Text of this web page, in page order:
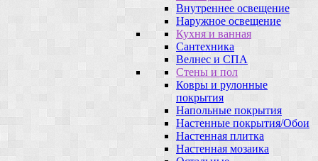
Внутреннее освещение
Наружное освещение
Кухня и ванная
Сантехника
Велнес и СПА
Стены и пол
Ковры и рулонные
покрытия
Напольные покрытия
Настенные покрытия/Обои
Настенная плитка
Настенная мозаика